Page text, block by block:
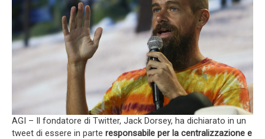
AGI – Il fondatore di Twitter, Jack Dorsey, ha dichiarato in un
tweet di essere in parte responsabile per la centralizzazione e